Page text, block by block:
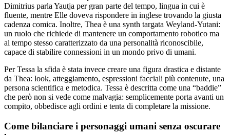
Dimitrius parla Yautja per gran parte del tempo, lingua in cui è
fluente, mentre Elle doveva rispondere in inglese trovando la giusta
cadenza comica. Inoltre, Thea è una synth targata Weyland-Yutani:
un ruolo che richiede di mantenere un comportamento robotico ma
al tempo stesso caratterizzato da una personalità riconoscibile,
capace di stabilire connessioni in un mondo privo di umani.
Per Tessa la sfida è stata invece creare una figura drastica e distante
da Thea: look, atteggiamento, espressioni facciali più contenute, una
persona scientifica e metodica. Tessa è descritta come una “baddie”
che però non si vede come malvagia: semplicemente porta avanti un
compito, obbedisce agli ordini e tenta di completare la missione.
Come bilanciare i personaggi umani senza oscurare